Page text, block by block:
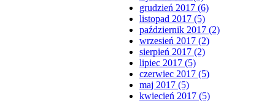
grudzień 2017 (6)
listopad 2017 (5)
październik 2017 (2)
wrzesień 2017 (2)
sierpień 2017 (2)
lipiec 2017 (5)
czerwiec 2017 (5)
maj 2017 (5)
kwiecień 2017 (5)